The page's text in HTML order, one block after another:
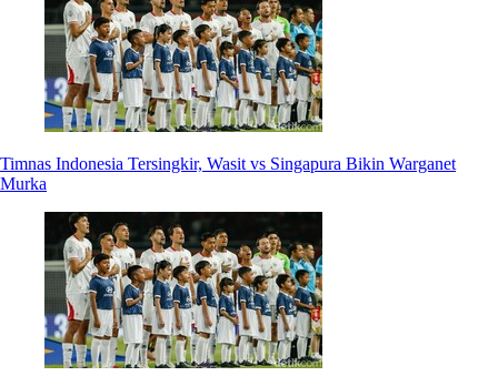
Timnas Indonesia Tersingkir, Wasit vs Singapura Bikin Warganet
Murka